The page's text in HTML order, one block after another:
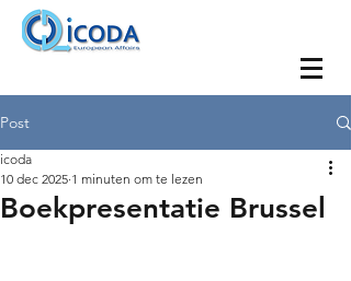
Post
Boekpresentatie Brussel
icoda
10 dec 2025 1 minuten om te lezen